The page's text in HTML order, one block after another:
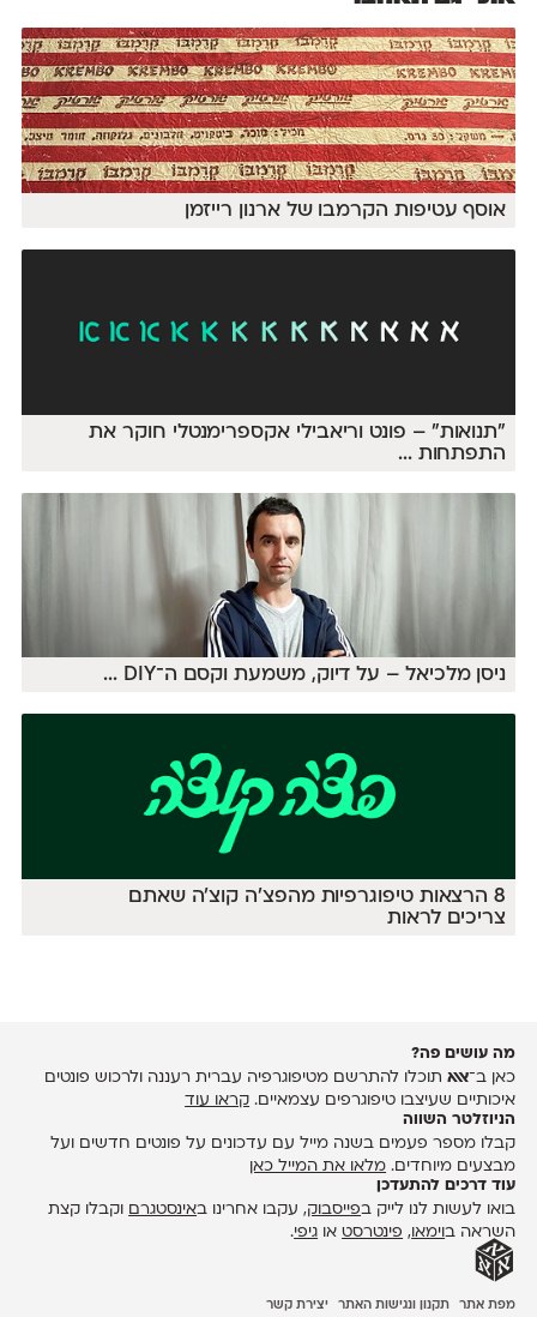
אוסף עטיפות הקרמבו של ארנון רייזמן
״תנואות״ – פונט וריאבילי אקספרימנטלי חוקר את
התפתחות ...
ניסן מלכיאל – על דיוק, משמעת וקסם ה־DIY ...
8 הרצאות טיפוגרפיות מהפצ׳ה קוצ׳ה שאתם
צריכים לראות
מה עושים פה?
כאן ב־אאאתוכלו להתרשם מטיפוגרפיה עברית רעננה ולרכוש פונטים
איכותיים שעיצבו טיפוגרפים עצמאיים. קראו עוד
הניוזלטר השווה
קבלו מספר פעמים בשנה מייל עם עדכונים על פונטים חדשים ועל
מבצעים מיוחדים. מלאו את המייל כאן
עוד דרכים להתעדכן
בואו לעשות לנו לייק בפייסבוק, עקבו אחרינו באינסטגרם וקבלו קצת
השראה בוימאו, פינטרסטאו גיפי.
מפת אתר תקנון ונגישות האתר יצירת קשר